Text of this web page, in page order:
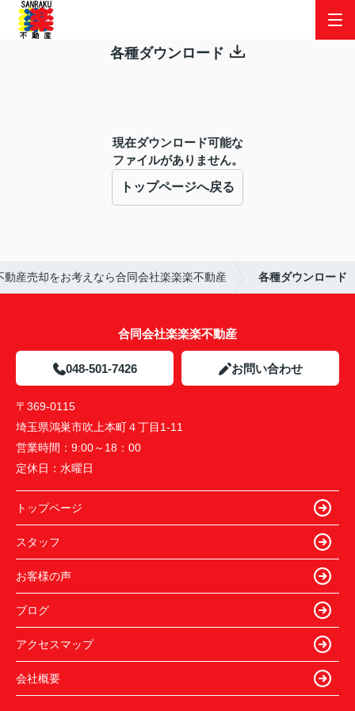
各種ダウンロード
現在ダウンロード可能な
ファイルがありません。
トップページへ戻る
動産売却をお考えなら合同会社楽楽楽不動産 各種ダウンロード
合同会社楽楽楽不動産
048-501-7426 お問い合わせ
〒369-0115
埼玉県鴻巣市吹上本町４丁目1-11
営業時間： 9:00～18：00
定休日： 水曜日
トップページ
スタッフ
お客様の声
ブログ
アクセスマップ
会社概要